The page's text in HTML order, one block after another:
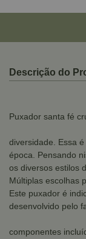
Descrição do
Puxador santa fé
diversidade. Essa
época. Pensando
os diversos estilos
Múltiplas escolhas
Este puxador é
desenvolvido pelo
componentes